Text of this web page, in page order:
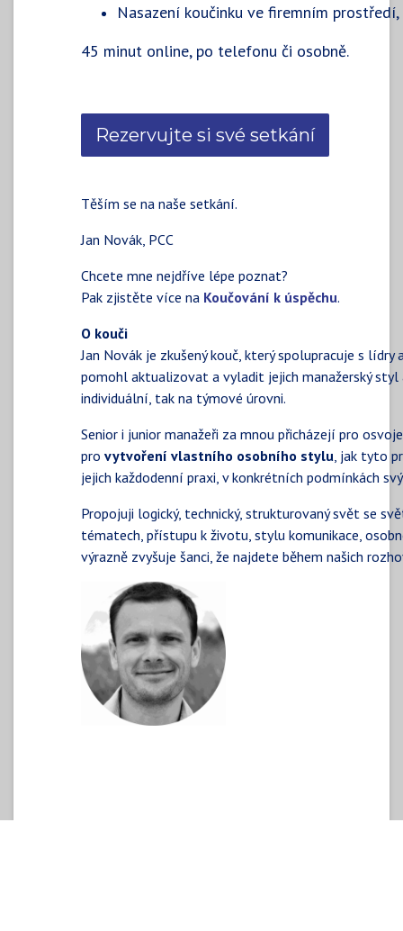
Nasazení koučinku ve firemním
45 minut online, po telefonu či osobně.
Rezervujte si své setkání
Těším se na naše setkání.
Jan Novák, PCC
Chcete mne nejdříve lépe poznat?
Pak zjistěte více na Koučování k úspěchu.
O kouči
Jan Novák je zkušený kouč, který spolupracuje s
pomohl aktualizovat a vyladit jejich manažerský styl
individuální, tak na týmové úrovni.
Senior i junior manažeři za mnou přicházejí pro
pro vytvoření vlastního osobního stylu, jak tyto
jejich každodenní praxi, v konkrétních podmínkách
Propojuji logický, technický, strukturovaný svět se
tématech, přístupu k životu, stylu komunikace,
výrazně zvyšuje šanci, že najdete během našich